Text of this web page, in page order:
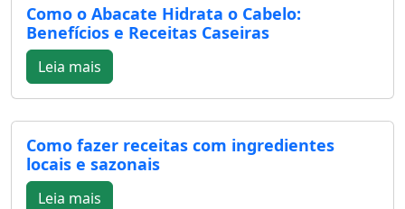
Como o Abacate Hidrata o Cabelo:
Benefícios e Receitas Caseiras
Leia mais
Como fazer receitas com ingredientes
locais e sazonais
Leia mais